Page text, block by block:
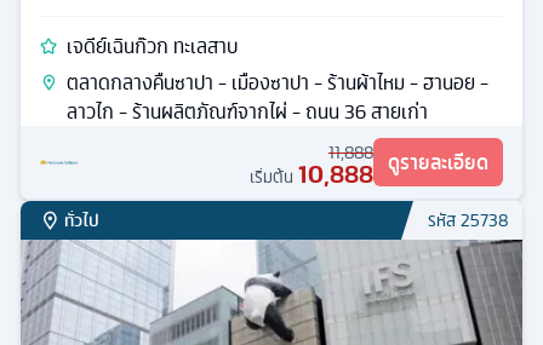
เจดีย์เฉินก๊วก ทะเลสาบ
ตลาดกลางคืนซาปา - เมืองซาปา - ร้านผ้าไหม - ฮานอย -
ลาวไก - ร้านผลิตภัณฑ์จากไผ่ - ถนน 36 สายเก่า
11,888
เริ่มต้น 10,888 ดูรายละเอียด
ทั่วไป รหัส25738